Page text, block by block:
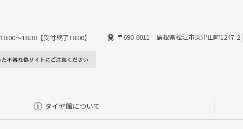
10:00～18:30【受付終了18:00】 〒690-0011 島根県松江市東津田町1247-2
タイヤ館について